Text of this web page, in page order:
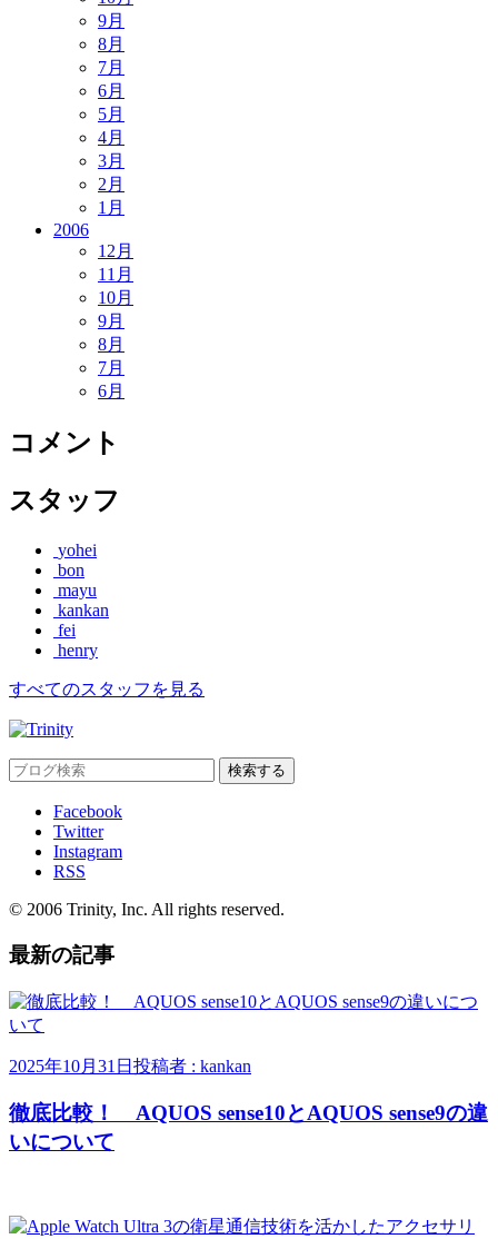
9月
8月
7月
6月
5月
4月
3月
2月
1月
2006
12月
11月
10月
9月
8月
7月
6月
コメント
スタッフ
yohei
bon
mayu
kankan
fei
henry
すべてのスタッフを見る
Facebook
Twitter
Instagram
RSS
© 2006 Trinity, Inc. All rights reserved.
最新の記事
2025年10月31日 投稿者 : kankan
徹底比較！ AQUOS sense10とAQUOS sense9の違
いについて